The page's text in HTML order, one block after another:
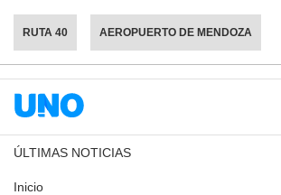
RUTA 40 AEROPUERTO DE MENDOZA
ÚLTIMAS NOTICIAS
Inicio